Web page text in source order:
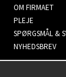
OM FIRMAET
PLEJE
SPØRGSMÅL &
NYHEDSBREV